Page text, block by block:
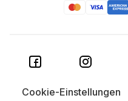
Cookie-Einstellungen